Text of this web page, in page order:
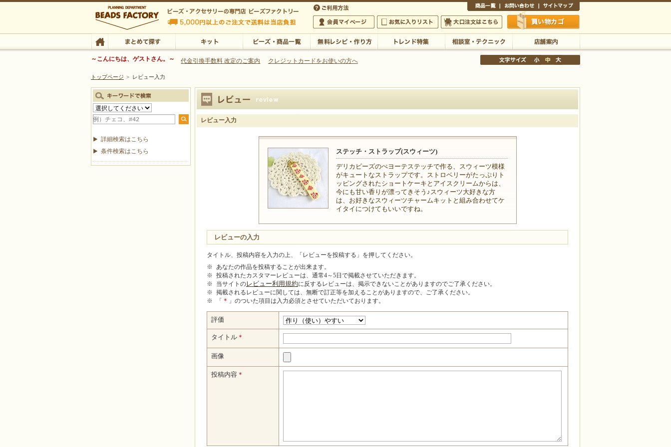
ビーズファクトリー ビーズ・パーツ・金具など・アクセサリーの専門店
ビーズ・アクセサリーの専門店 ビーズファクトリー 5,000円以上のご注文で送料は当店が負担いたします
会員マイページ
お気に入りリスト 大口注文はこちら 買い物かご
TOP まとめて探す
～こんにちは、ゲストさん。～ 代金引換手数料 改定のご案内 クレジットカードをお使いの方へ
トップページ > レビュー入力
レビュー入力
ステッチ・ストラップ(スウィーツ)
デリカビーズのぺヨーテステッチで作る、スウィーツ模様
がキュートなストラップです。ストロベリーがたっぷりト
ッピングされたショートケーキとアイスクリームからは、
今にも甘い香りが漂ってきそう♪スウィーツ大好きな方
は、お好きなスウィーツチャームキットと組み合わせてケ
イタイにつけてもいいですね。
レビューの入力
タイトル、投稿内容を入力の上、「レビューを投稿する」を押してください。
※
あなたの作品を投稿することが出来ます。
※ 投稿されたカスタマーレビューは、通常4～5日で掲載させていただきます。
※
当サイトのレビュー利用規約に反するレビューは、掲示できないことがありますのでご了承ください。
※ 掲載されるレビューに関しては、無断で訂正等を加えることがありますので、ご了承ください。
※
「 ＊ 」のついた項目は入力必須とさせていただいております。
評価
タイトル ＊
画像
投稿内容 ＊
詳細検索はこちら
条件検索はこちら